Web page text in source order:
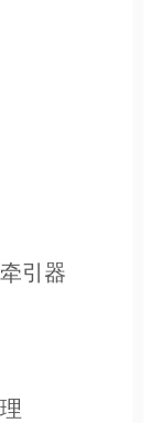
引器